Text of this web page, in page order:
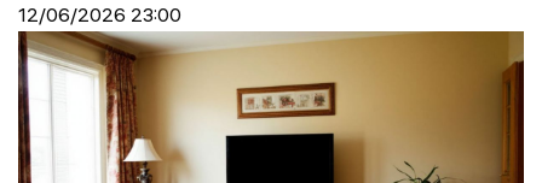
12/06/2026 23:00